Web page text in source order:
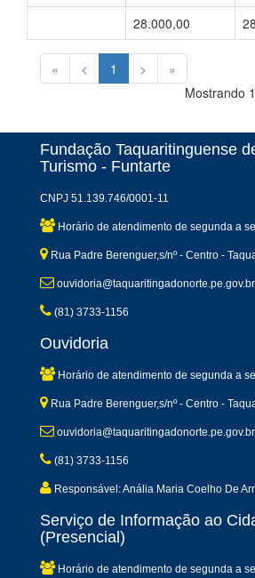
28.000,00
« < 1 >
»
Mostrando
Fundação Taquaritinguense
Turismo - Funtarte
CNPJ 51.139.746/0001-11
Horário de atendimento de segunda a
Rua Padre Berenguer,s/nº - Centro -
ouvidoria@taquaritingadonorte.pe.gov.br
(81) 3733-1156
Ouvidoria
Horário de atendimento de segunda a
Rua Padre Berenguer,s/nº - Centro -
ouvidoria@taquaritingadonorte.pe.gov.br
(81) 3733-1156
Responsável: Anália Maria Coelho De
Serviço de Informação ao
(Presencial)
Horário de atendimento de segunda a